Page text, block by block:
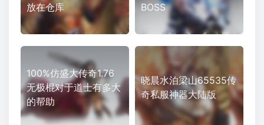
放在仓库
BOSS
100%仿盛大传奇1.76
无极棍对于道士有多大
的帮助
晓晨水泊梁山65535传
奇私服神器大陆版